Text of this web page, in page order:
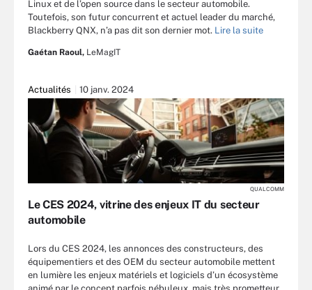
Linux et de l’open source dans le secteur automobile.
Toutefois, son futur concurrent et actuel leader du marché,
Blackberry QNX, n’a pas dit son dernier mot. Lire la suite
Gaétan Raoul, LeMagIT
Actualités 10 janv. 2024
QUALCOMM
Le CES 2024, vitrine des enjeux IT du secteur
automobile
Lors du CES 2024, les annonces des constructeurs, des
équipementiers et des OEM du secteur automobile mettent
en lumière les enjeux matériels et logiciels d’un écosystème